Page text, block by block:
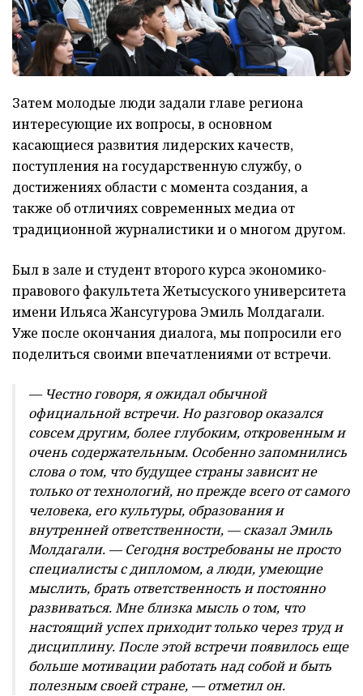
Затем молодые люди задали главе региона
интересующие их вопросы, в основном
касающиеся развития лидерских качеств,
поступления на государственную службу, о
достижениях области с момента создания, а
также об отличиях современных медиа от
традиционной журналистики и о многом другом.
Был в зале и студент второго курса экономико-
правового факультета Жетысуского университета
имени Ильяса Жансугурова Эмиль Молдагали.
Уже после окончания диалога, мы попросили его
поделиться своими впечатлениями от встречи.
— Честно говоря, я ожидал обычной
официальной встречи. Но разговор оказался
совсем другим, более глубоким, откровенным и
очень содержательным. Особенно запомнились
слова о том, что будущее страны зависит не
только от технологий, но прежде всего от самого
человека, его культуры, образования и
внутренней ответственности, — сказал Эмиль
Молдагали. — Сегодня востребованы не просто
специалисты с дипломом, а люди, умеющие
мыслить, брать ответственность и постоянно
развиваться. Мне близка мысль о том, что
настоящий успех приходит только через труд и
дисциплину. После этой встречи появилось еще
больше мотивации работать над собой и быть
полезным своей стране, — отметил он.